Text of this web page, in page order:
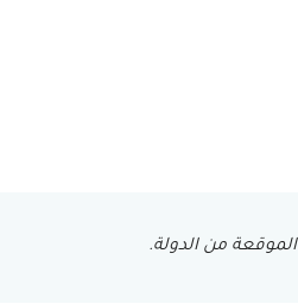
الموقعة من الدولة.